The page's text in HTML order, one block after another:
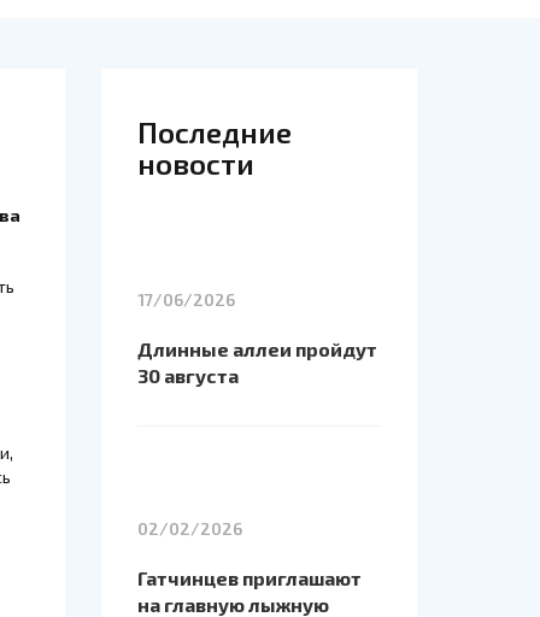
Последние
новости
17/06/2026
Длинные аллеи пройдут
30 августа
02/02/2026
Гатчинцев приглашают
на главную лыжную